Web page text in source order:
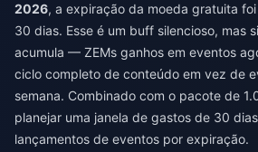
2026, a expiração da moeda gratuita
30 dias. Esse é um buff silencioso, mas
acumula — ZEMs ganhos em eventos
ciclo completo de conteúdo em vez de
semana. Combinado com o pacote de
planejar uma janela de gastos de 30
lançamentos de eventos por expiração.